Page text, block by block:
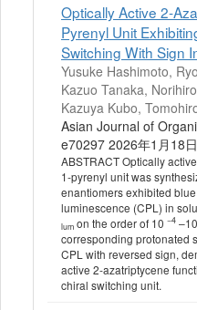
Optically Active
Pyrenyl Unit
Switching With Sign
Yusuke Hashimoto,
Kazuo Tanaka,
Kazuya Kubo,
Asian Journal of
e70297 2026年1月18日
ABSTRACT Optically
1‐pyrenyl unit was
enantiomers exhibited
luminescence (CPL) in
lum on the order of 10 −4 –10
corresponding protonated
CPL with reversed sign,
active 2‐azatriptycene
chiral switching unit.